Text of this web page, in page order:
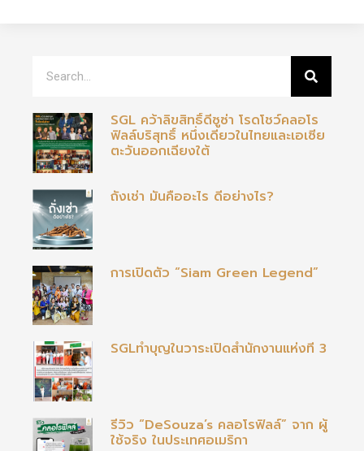
SGL คว้าลิขสิทธิ์ดีซูซ่า โรดโชว์คลอโร
ฟิลล์บริสุทธิ์ หนึ่งเดียวในไทยและเอเซีย
ตะวันออกเฉียงใต้
ถั่งเช่า มันคืออะไร ดีอย่างไร?
การเปิดตัว “Siam Green Legend”
SGLทำบุญในวาระเปิดสำนักงานแห่งที่ 3
รีวิว “DeSouza’s คลอโรฟิลล์” จาก ผู้
ใช้จริง ในประเทศอเมริกา